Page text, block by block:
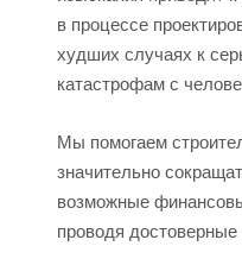
в процессе
худших случаях к
катастрофам с
Мы помогаем
значительно
возможные
проводя